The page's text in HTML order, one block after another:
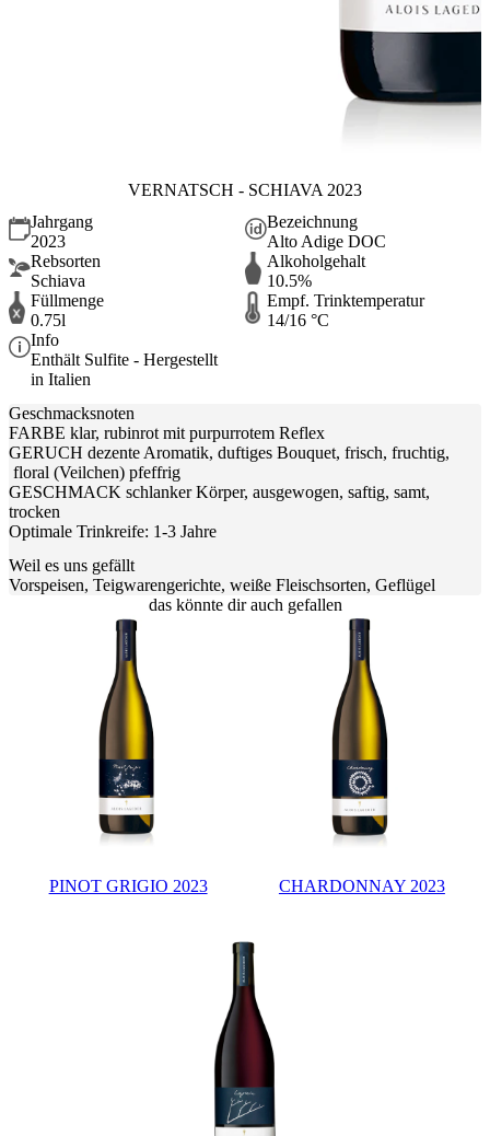
VERNATSCH - SCHIAVA 2023
Jahrgang
2023
Bezeichnung
Alto Adige DOC
Rebsorten
Schiava
Alkoholgehalt
10.5%
Füllmenge
0.75l
Empf. Trinktemperatur
14/16 °C
Info
Enthält Sulfite - Hergestellt
in Italien
Geschmacksnoten
FARBE klar, rubinrot mit purpurrotem Reflex
GERUCH dezente Aromatik, duftiges Bouquet, frisch, fruchtig,
floral (Veilchen) pfeffrig
GESCHMACK schlanker Körper, ausgewogen, saftig, samt,
trocken
Optimale Trinkreife: 1-3 Jahre
Weil es uns gefällt
Vorspeisen, Teigwarengerichte, weiße Fleischsorten, Geflügel
das könnte dir auch gefallen
PINOT GRIGIO 2023 CHARDONNAY 2023